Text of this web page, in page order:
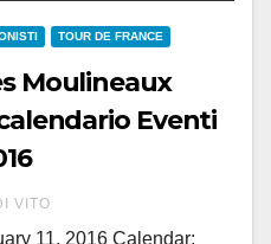
TOUR DE FRANCE
Moulineaux
Eventi
VITO
11, 2016 Calendar: